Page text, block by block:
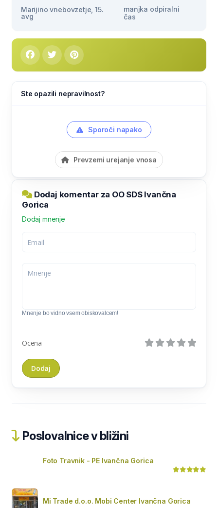
Marijino vnebovzetje, 15.
avg
manjka odpiralni
čas
Ste opazili nepravilnost?
Sporoči napako
Prevzemi urejanje vnosa
Dodaj komentar za OO SDS Ivančna
Gorica
Dodaj mnenje
Mnenje bo vidno vsem obiskovalcem!
Ocena
Poslovalnice v bližini
Foto Travnik - PE Ivančna Gorica
Mi Trade d.o.o. Mobi Center Ivančna Gorica